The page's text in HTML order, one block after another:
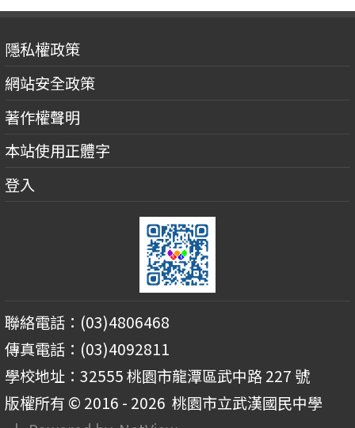
隱私權政策
網站安全政策
著作權聲明
本站使用正體字
登入
聯絡電話：(03)4806468
傳真電話：(03)4092811
學校地址：32555 桃園市龍潭區武中路 227 號
版權所有 © 2016 - 2026 桃園市立武漢國民中學